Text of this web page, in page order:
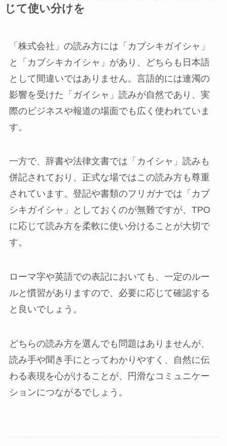
じて使い分けを
「株式会社」の読み方には「カブシキガイシャ」
と「カブシキカイシャ」があり、どちらも日本語
として間違いではありません。言語的には連濁の
影響を受けた「ガイシャ」読みが自然であり、実
際のビジネスや報道の場面でも広く使われていま
す。
一方で、辞書や法律文書では「カイシャ」読みも
併記されており、正式な場ではこの読み方も尊重
されています。登記や書類のフリガナでは「カブ
シキガイシャ」としておくのが無難ですが、TPO
に応じて読み方を柔軟に使い分けることが大切で
す。
ローマ字や英語での表記においても、一定のルー
ルと慣習がありますので、必要に応じて確認する
と良いでしょう。
どちらの読み方を選んでも問題はありませんが、
読み手や聞き手にとってわかりやすく、自然に伝
わる表現を心がけることが、円滑なコミュニケー
ションにつながるでしょう。